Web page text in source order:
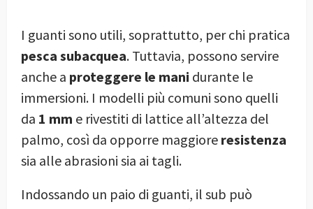
I guanti sono utili, soprattutto, per chi pratica
pesca subacquea. Tuttavia, possono servire
anche a proteggere le mani durante le
immersioni. I modelli più comuni sono quelli
da 1 mm e rivestiti di lattice all’altezza del
palmo, così da opporre maggiore resistenza
sia alle abrasioni sia ai tagli.
Indossando un paio di guanti, il sub può